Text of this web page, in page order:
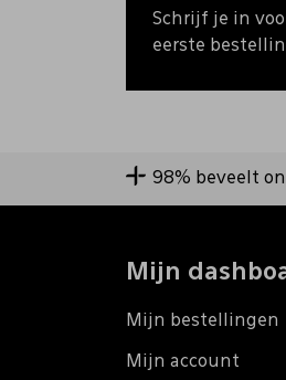
Schrijf je in
eerste
98% beveelt
Mijn
Mijn bestellingen
Mijn account